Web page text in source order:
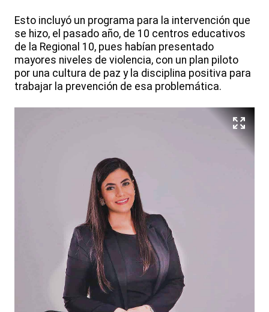
Esto incluyó un programa para la intervención que
se hizo, el pasado año, de 10 centros educativos
de la Regional 10, pues habían presentado
mayores niveles de violencia, con un plan piloto
por una cultura de paz y la disciplina positiva para
trabajar la prevención de esa problemática.